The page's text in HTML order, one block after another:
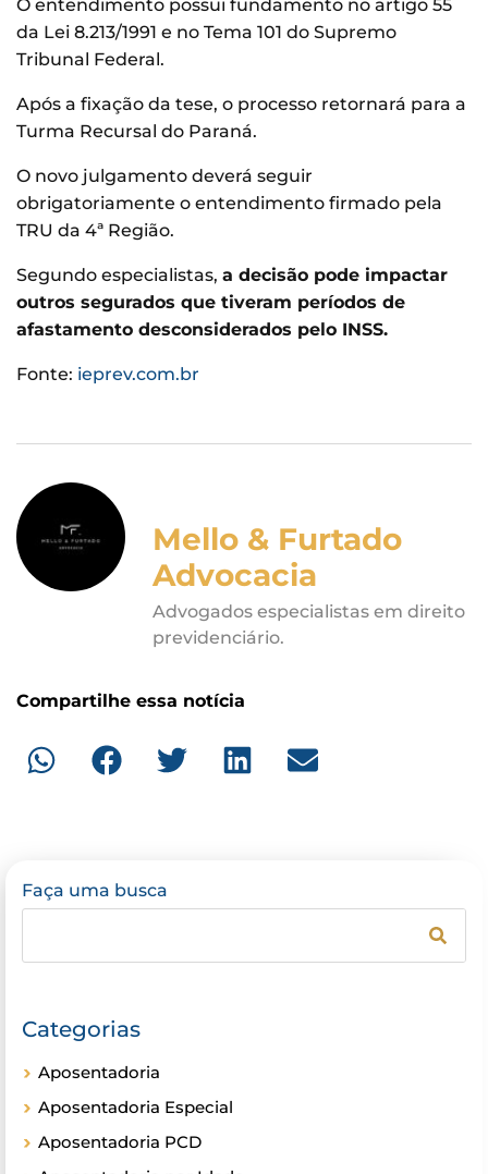
O entendimento possui fundamento no artigo 55
da Lei 8.213/1991 e no Tema 101 do Supremo
Tribunal Federal.
Após a fixação da tese, o processo retornará para a
Turma Recursal do Paraná.
O novo julgamento deverá seguir
obrigatoriamente o entendimento firmado pela
TRU da 4ª Região.
Segundo especialistas, a decisão pode impactar
outros segurados que tiveram períodos de
afastamento desconsiderados pelo INSS.
Fonte: ieprev.com.br
Mello & Furtado
Advocacia
Advogados especialistas em direito
previdenciário.
Compartilhe essa notícia
Faça uma busca
Categorias
Aposentadoria
Aposentadoria Especial
Aposentadoria PCD